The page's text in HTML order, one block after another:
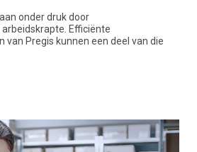
onder druk door
Efficiënte
van Pregis kunnen een deel van die